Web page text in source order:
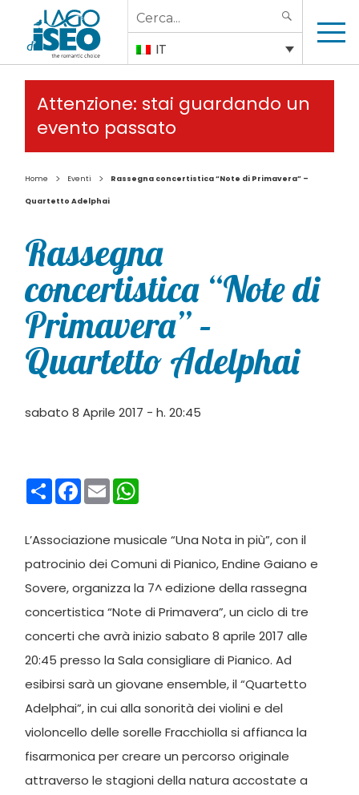
Search
for:
IT
Attenzione: stai guardando un
evento passato
Home > Eventi > Rassegna concertistica “Note di Primavera” –
Quartetto Adelphai
Rassegna
concertistica “Note di
Primavera” –
Quartetto Adelphai
sabato 8 Aprile 2017 - h. 20:45
CondividiFacebook
Email
L’Associazione musicale “Una Nota in più”, con il
patrocinio dei Comuni di Pianico, Endine Gaiano e
Sovere, organizza la 7^ edizione della rassegna
concertistica “Note di Primavera”, un ciclo di tre
concerti che avrà inizio sabato 8 aprile 2017 alle
20:45 presso la Sala consigliare di Pianico. Ad
esibirsi sarà un giovane ensemble, il “Quartetto
Adelphai”, in cui alla sonorità dei violini e del
violoncello delle sorelle Fracchiolla si affianca la
fisarmonica per creare un percorso originale
attraverso le stagioni della natura accostate a